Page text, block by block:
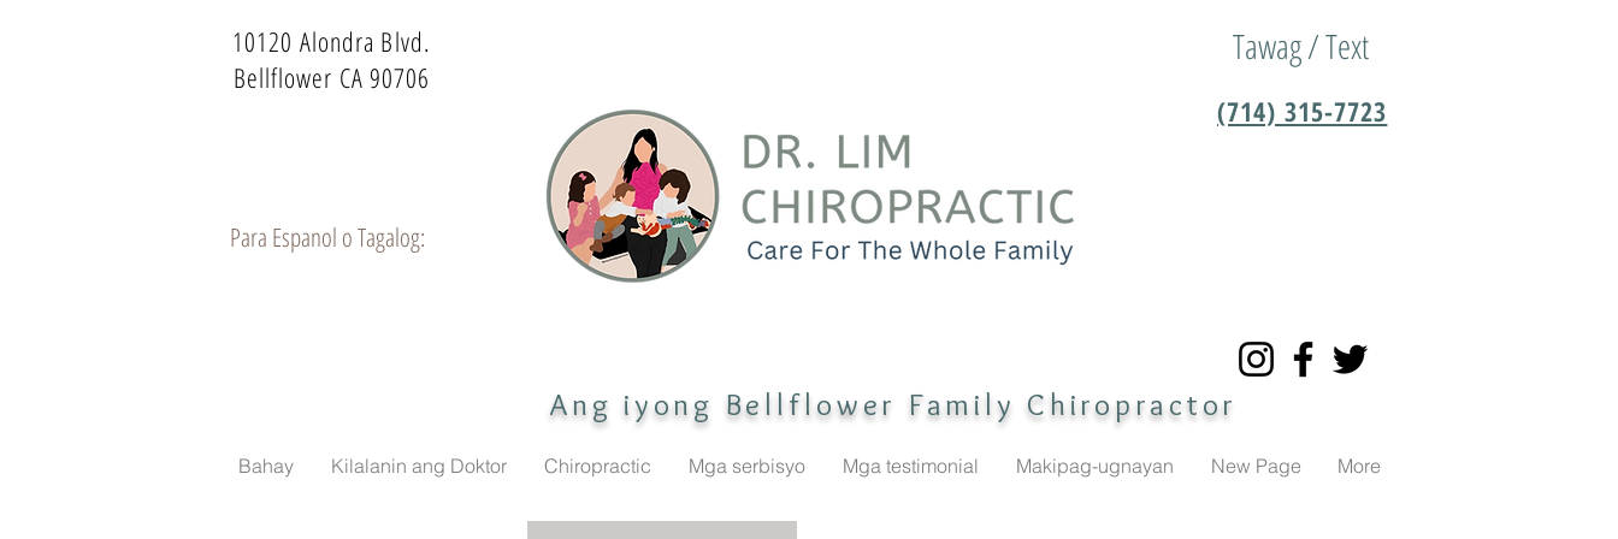
10120 Alondra Blvd.
Bellflower CA 90706
Para Espanol o Tagalog:
Tawag / Text
(714) 315-7723
Ang iyong Bellflower Family Chiropractor
Bahay Kilalanin ang Doktor Chiropractic Mga serbisyo Mga testimonial Makipag-ugnayan New Page More